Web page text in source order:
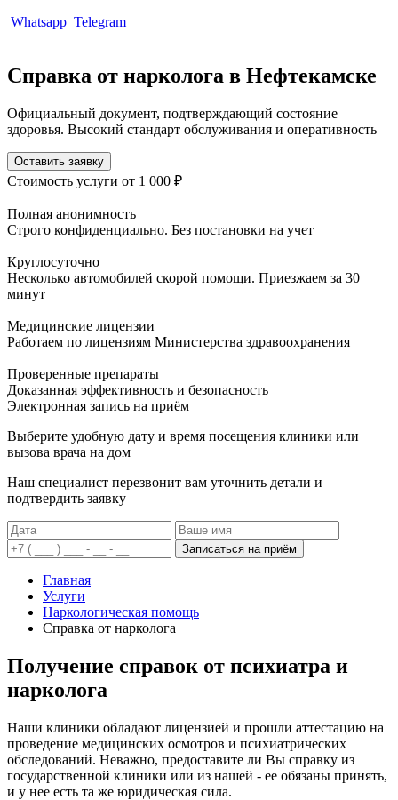
Whatsapp Telegram
Справка от нарколога в Нефтекамске
Официальный документ, подтверждающий состояние
здоровья. Высокий стандарт обслуживания и оперативность
Оставить заявку
Стоимость услуги от 1 000 ₽
Полная анонимность
Строго конфиденциально. Без постановки на учет
Круглосуточно
Несколько автомобилей скорой помощи. Приезжаем за 30
минут
Медицинские лицензии
Работаем по лицензиям Министерства здравоохранения
Проверенные препараты
Доказанная эффективность и безопасность
Электронная запись на приём
Выберите удобную дату и время посещения клиники или
вызова врача на дом
Наш специалист перезвонит вам уточнить детали и
подтвердить заявку
Записаться на приём
Главная
Услуги
Наркологическая помощь
Справка от нарколога
Получение справок от психиатра и
нарколога
Наши клиники обладают лицензией и прошли аттестацию на
проведение медицинских осмотров и психиатрических
обследований. Неважно, предоставите ли Вы справку из
государственной клиники или из нашей - ее обязаны принять,
и у нее есть та же юридическая сила.